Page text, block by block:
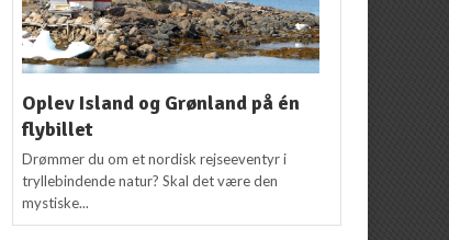
Oplev Island og Grønland på én
flybillet
Drømmer du om et nordisk rejseeventyr i
tryllebindende natur? Skal det være den
mystiske...